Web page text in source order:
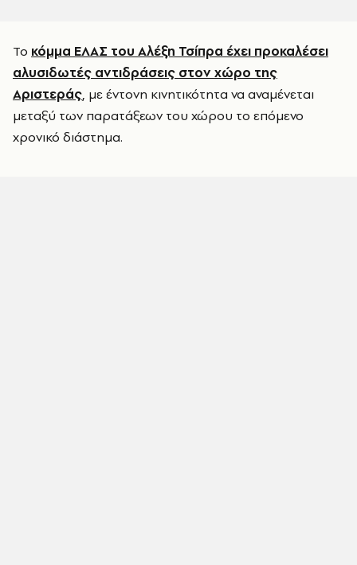
Το κόμμα ΕΛΑΣ του Αλέξη Τσίπρα έχει προκαλέσει
αλυσιδωτές αντιδράσεις στον χώρο της
Αριστεράς, με έντονη κινητικότητα να αναμένεται
μεταξύ των παρατάξεων του χώρου το επόμενο
χρονικό διάστημα.